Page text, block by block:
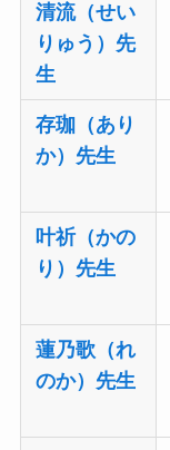
清流（せい
りゅう）先
生
存珈（あり
か）先生
叶祈（かの
り）先生
蓮乃歌（れ
のか）先生